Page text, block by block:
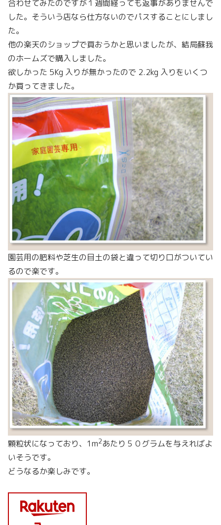
合わせてみたのですが１週間経っても返事がありませんで
した。そういう店なら仕方ないのでパスすることにしまし
た。
他の楽天のショップで買おうかと思いましたが、結局蘇我
のホームズで購入しました。
欲しかった 5Kg 入りが無かったので 2.2kg 入りをいくつ
か買ってきました。
園芸用の肥料や芝生の目土の袋と違って切り口がついてい
るので楽です。
顆粒状になっており、1m2あたり５０グラムを与えればよ
いそうです。
どうなるか楽しみです。